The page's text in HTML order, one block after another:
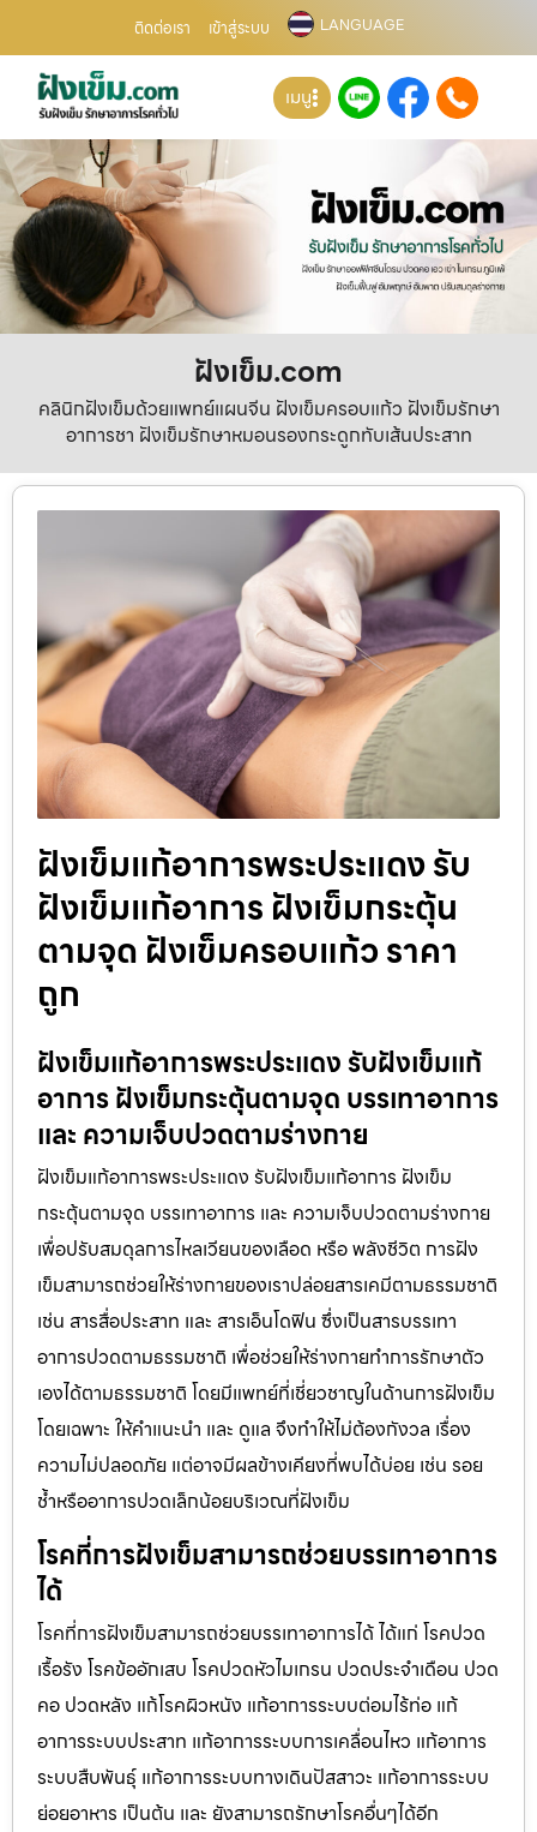
ติดต่อเรา เข้าสู่ระบบ LANGUAGE
เมนู
ฝังเข็ม.com
คลินิกฝังเข็มด้วยแพทย์แผนจีน ฝังเข็มครอบแก้ว ฝังเข็มรักษา
อาการชา ฝังเข็มรักษาหมอนรองกระดูกทับเส้นประสาท
ฝังเข็มแก้อาการพระประแดง รับ
ฝังเข็มแก้อาการ ฝังเข็มกระตุ้น
ตามจุด ฝังเข็มครอบแก้ว ราคา
ถูก
ฝังเข็มแก้อาการพระประแดง รับฝังเข็มแก้
อาการ ฝังเข็มกระตุ้นตามจุด บรรเทาอาการ
และ ความเจ็บปวดตามร่างกาย
ฝังเข็มแก้อาการพระประแดง รับฝังเข็มแก้อาการ ฝังเข็ม
กระตุ้นตามจุด บรรเทาอาการ และ ความเจ็บปวดตามร่างกาย
เพื่อปรับสมดุลการไหลเวียนของเลือด หรือ พลังชีวิต การฝัง
เข็มสามารถช่วยให้ร่างกายของเราปล่อยสารเคมีตามธรรมชาติ
เช่น สารสื่อประสาท และ สารเอ็นโดฟิน ซึ่งเป็นสารบรรเทา
อาการปวดตามธรรมชาติ เพื่อช่วยให้ร่างกายทำการรักษาตัว
เองได้ตามธรรมชาติ โดยมีแพทย์ที่เชี่ยวชาญในด้านการฝังเข็ม
โดยเฉพาะ ให้คำแนะนำ และ ดูแล จึงทำให้ไม่ต้องกังวล เรื่อง
ความไม่ปลอดภัย แต่อาจมีผลข้างเคียงที่พบได้บ่อย เช่น รอย
ช้ำหรืออาการปวดเล็กน้อยบริเวณที่ฝังเข็ม
โรคที่การฝังเข็มสามารถช่วยบรรเทาอาการ
ได้
โรคที่การฝังเข็มสามารถช่วยบรรเทาอาการได้ ได้แก่ โรคปวด
เรื้อรัง โรคข้ออักเสบ โรคปวดหัวไมเกรน ปวดประจําเดือน ปวด
คอ ปวดหลัง แก้โรคผิวหนัง แก้อาการระบบต่อมไร้ท่อ แก้
อาการระบบประสาท แก้อาการระบบการเคลื่อนไหว แก้อาการ
ระบบสืบพันธุ์ แก้อาการระบบทางเดินปัสสาวะ แก้อาการระบบ
ย่อยอาหาร เป็นต้น และ ยังสามารถรักษาโรคอื่นๆได้อีก